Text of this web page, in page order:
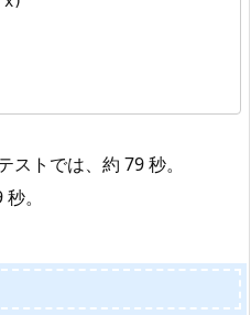
トでは、約 79 秒。
。